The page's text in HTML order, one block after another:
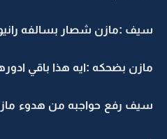
سيف :مازن شصار بسالفه
مازن بضحكه :ايه هذا باقي
سيف رفع حواجبه من هدوء